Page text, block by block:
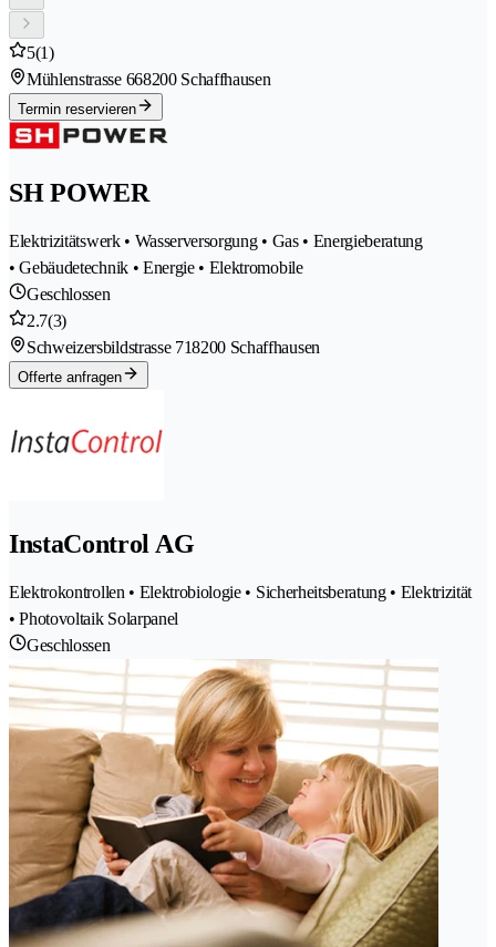
5(1)
Mühlenstrasse 668200 Schaffhausen
Termin reservieren
SH POWER
Elektrizitätswerk • Wasserversorgung • Gas • Energieberatung
• Gebäudetechnik • Energie • Elektromobile
Geschlossen
2.7(3)
Schweizersbildstrasse 718200 Schaffhausen
Offerte anfragen
InstaControl AG
Elektrokontrollen • Elektrobiologie • Sicherheitsberatung • Elektrizität
• Photovoltaik Solarpanel
Geschlossen